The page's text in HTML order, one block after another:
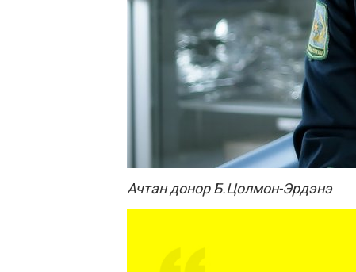
Ачтан донор Б.Цолмон-Эрдэнэ